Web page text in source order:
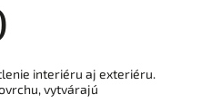
interiéru aj exteriéru.
vytvárajú